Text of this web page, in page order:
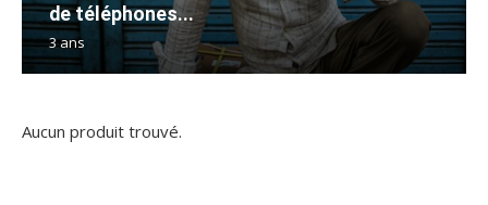
de téléphones...
3 ans
Aucun produit trouvé.